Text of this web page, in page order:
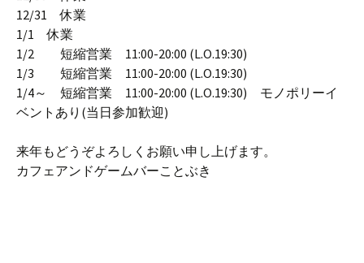
12/31 休業
1/1 休業
1/2 短縮営業 11:00-20:00 (L.O.19:30)
1/3 短縮営業 11:00-20:00 (L.O.19:30)
1/4～ 短縮営業 11:00-20:00 (L.O.19:30) モノポリーイ
ベントあり(当日参加歓迎)
来年もどうぞよろしくお願い申し上げます。
カフェアンドゲームバーことぶき